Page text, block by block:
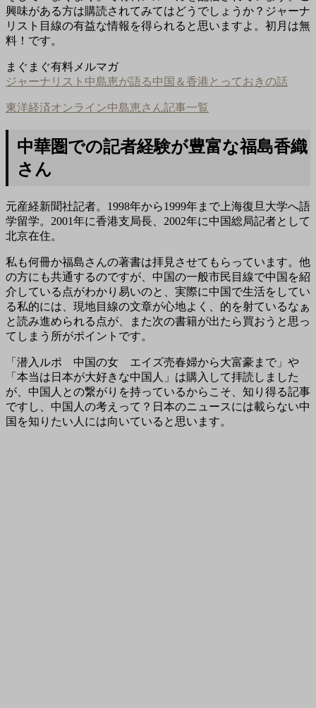
興味がある方は購読されてみてはどうでしょうか？ジャーナ
リスト目線の有益な情報を得られると思いますよ。初月は無
料！です。
まぐまぐ有料メルマガ
ジャーナリスト中島恵が語る中国＆香港とっておきの話
東洋経済オンライン中島恵さん記事一覧
中華圏での記者経験が豊富な福島香織
さん
元産経新聞社記者。1998年から1999年まで上海復旦大学へ語
学留学。2001年に香港支局長、2002年に中国総局記者として
北京在住。
私も何冊か福島さんの著書は拝見させてもらっています。他
の方にも共通するのですが、中国の一般市民目線で中国を紹
介している点がわかり易いのと、実際に中国で生活をしてい
る私的には、現地目線の文章が心地よく、的を射ているなぁ
と読み進められる点が、また次の書籍が出たら買おうと思っ
てしまう所がポイントです。
「潜入ルポ 中国の女 エイズ売春婦から大富豪まで」や
「本当は日本が大好きな中国人」は購入して拝読しました
が、中国人との繋がりを持っているからこそ、知り得る記事
ですし、中国人の考えって？日本のニュースには載らない中
国を知りたい人には向いていると思います。